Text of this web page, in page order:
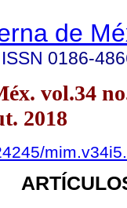
de
ISSN 0186-
vol.34
2018